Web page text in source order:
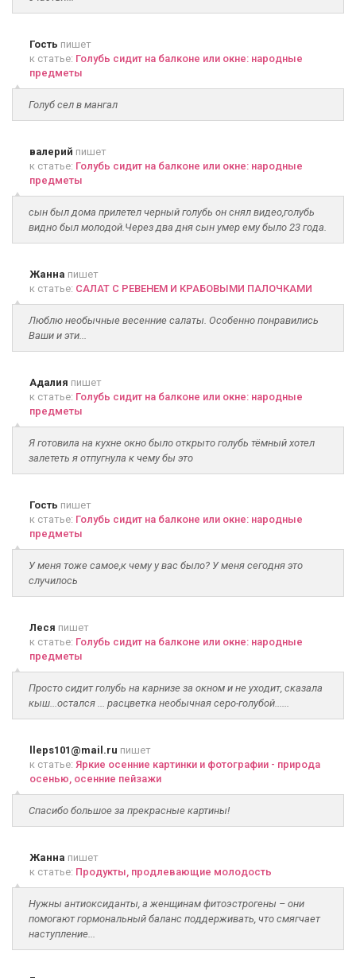
Гость пишет
к статье: Голубь сидит на балконе или окне: народные
предметы
Голуб сел в мангал
валерий пишет
к статье: Голубь сидит на балконе или окне: народные
предметы
сын был дома прилетел черный голубь он снял видео,голубь
видно был молодой.Через два дня сын умер ему было 23 года.
Жанна пишет
к статье: САЛАТ С РЕВЕНЕМ И КРАБОВЫМИ ПАЛОЧКАМИ
Люблю необычные весенние салаты. Особенно понравились
Ваши и эти...
Адалия пишет
к статье: Голубь сидит на балконе или окне: народные
предметы
Я готовила на кухне окно было открыто голубь тёмный хотел
залететь я отпугнула к чему бы это
Гость пишет
к статье: Голубь сидит на балконе или окне: народные
предметы
У меня тоже самое,к чему у вас было? У меня сегодня это
случилось
Леся пишет
к статье: Голубь сидит на балконе или окне: народные
предметы
Просто сидит голубь на карнизе за окном и не уходит, сказала
кыш...остался ... расцветка необычная серо-голубой......
lleps101@mail.ru пишет
к статье: Яркие осенние картинки и фотографии - природа
осенью, осенние пейзажи
Спасибо большое за прекрасные картины!
Жанна пишет
к статье: Продукты, продлевающие молодость
Нужны антиоксиданты, а женщинам фитоэстрогены – они
помогают гормональный баланс поддерживать, что смягчает
наступление...